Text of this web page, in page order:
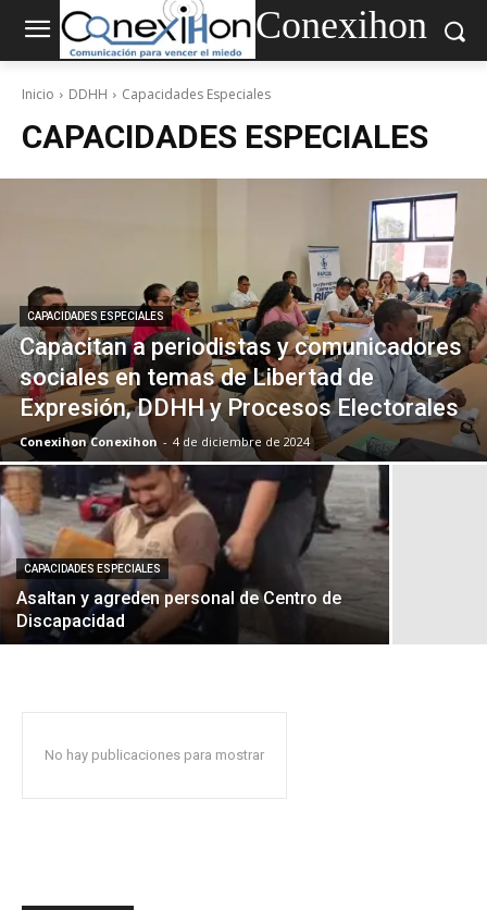
Conexihon
Inicio DDHH Capacidades Especiales
CAPACIDADES ESPECIALES
CAPACIDADES ESPECIALES
Capacitan a periodistas y comunicadores
sociales en temas de Libertad de
Expresión, DDHH y Procesos Electorales
Conexihon Conexihon - 4 de diciembre de 2024
CAPACIDADES ESPECIALES
Asaltan y agreden personal de Centro de
Discapacidad
No hay publicaciones para mostrar